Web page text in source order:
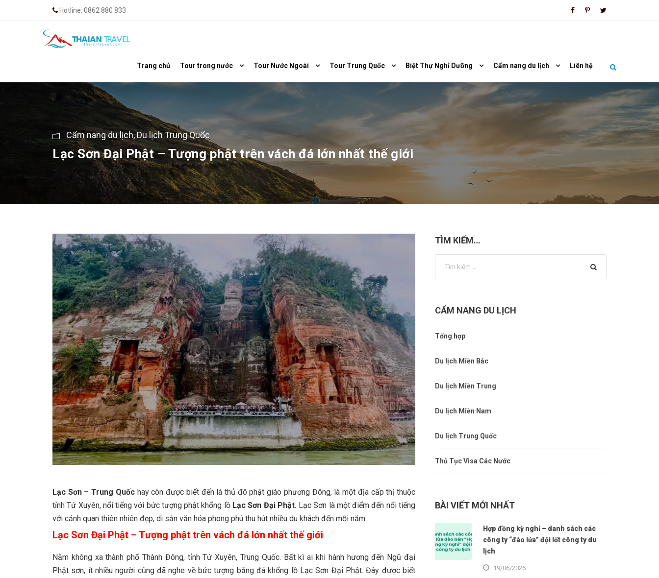
Hotline: 0862 880 833
Trang chủ Tour trong nước Tour Nước Ngoài Tour Trung Quốc Biệt Thự Nghỉ Dưỡng Cẩm nang du lịch Liên hệ
Cẩm nang du lịch,Du lịch Trung Quốc
Lạc Sơn Đại Phật – Tượng phật trên vách đá lớn nhất thế giới
Lạc Sơn – Trung Quốchay còn được biết đến là thủ đô phật giáo phương Đông, là một địa cấp thị thuộc
tỉnh Tứ Xuyên, nổi tiếng với bức tượng phật khổng lồ Lạc Sơn Đại Phật. Lạc Sơn là một điểm đến nổi tiếng
với cảnh quan thiên nhiên đẹp, di sản văn hóa phong phú thu hút nhiều du khách đến mỗi năm.
Lạc Sơn Đại Phật – Tượng phật trên vách đá lớn nhất thế giới
Nằm không xa thành phố Thành Đông, tỉnh Tứ Xuyên, Trung Quốc. Bất kì ai khi hành hương đến Ngũ đại
Phật sơn, ít nhiều người cũng đã nghe về bức tượng bằng đá khổng lồ Lạc Sơn Đại Phật. Đây được biết
TÌM KIẾM…
CẨM NANG DU LỊCH
Tổng hợp
Du lịch Miền Bắc
Du lịch Miền Trung
Du lịch Miền Nam
Du lịch Trung Quốc
Thủ Tục Visa Các Nước
BÀI VIẾT MỚI NHẤT
Hợp đồng kỳ nghỉ – danh sách các
công ty “đào lửa” đội lốt công ty du
lịch
19/06/2026